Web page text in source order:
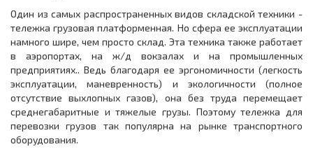
Один из самых распространенных видов складской техники -
тележка грузовая платформенная. Но сфера ее эксплуатации
намного шире, чем просто склад. Эта техника также работает
в аэропортах, на ж/д вокзалах и на промышленных
предприятиях.. Ведь благодаря ее эргономичности (легкость
эксплуатации, маневренность) и экологичности (полное
отсутствие выхлопных газов), она без труда перемещает
среднегабаритные и тяжелые грузы. Поэтому тележка для
перевозки грузов так популярна на рынке транспортного
оборудования.